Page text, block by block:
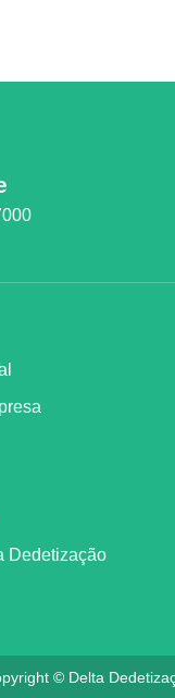
Dedetização
© Delta